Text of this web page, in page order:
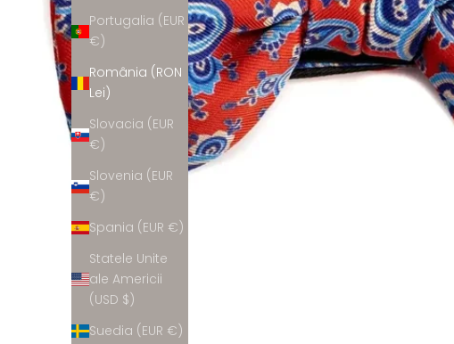
Portugalia (EUR
€)
România (RON
Lei)
Slovacia (EUR
€)
Slovenia (EUR
€)
Spania (EUR €)
Statele Unite
ale Americii
(USD $)
Suedia (EUR €)